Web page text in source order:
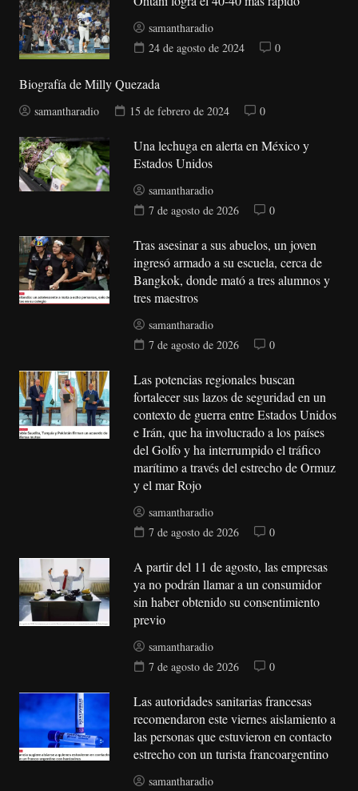
samantharadio
24 de agosto de 2024
0
Biografía de Milly Quezada
samantharadio 15 de febrero de 2024 0
Una lechuga en alerta en México y
Estados Unidos
samantharadio
7 de agosto de 2026
0
Tras asesinar a sus abuelos, un joven
ingresó armado a su escuela, cerca de
Bangkok, donde mató a tres alumnos y
tres maestros
samantharadio
7 de agosto de 2026
0
Las potencias regionales buscan
fortalecer sus lazos de seguridad en un
contexto de guerra entre Estados Unidos
e Irán, que ha involucrado a los países
del Golfo y ha interrumpido el tráfico
marítimo a través del estrecho de Ormuz
y el mar Rojo
samantharadio
7 de agosto de 2026
0
A partir del 11 de agosto, las empresas
ya no podrán llamar a un consumidor
sin haber obtenido su consentimiento
previo
samantharadio
7 de agosto de 2026
0
Las autoridades sanitarias francesas
recomendaron este viernes aislamiento a
las personas que estuvieron en contacto
estrecho con un turista francoargentino
samantharadio